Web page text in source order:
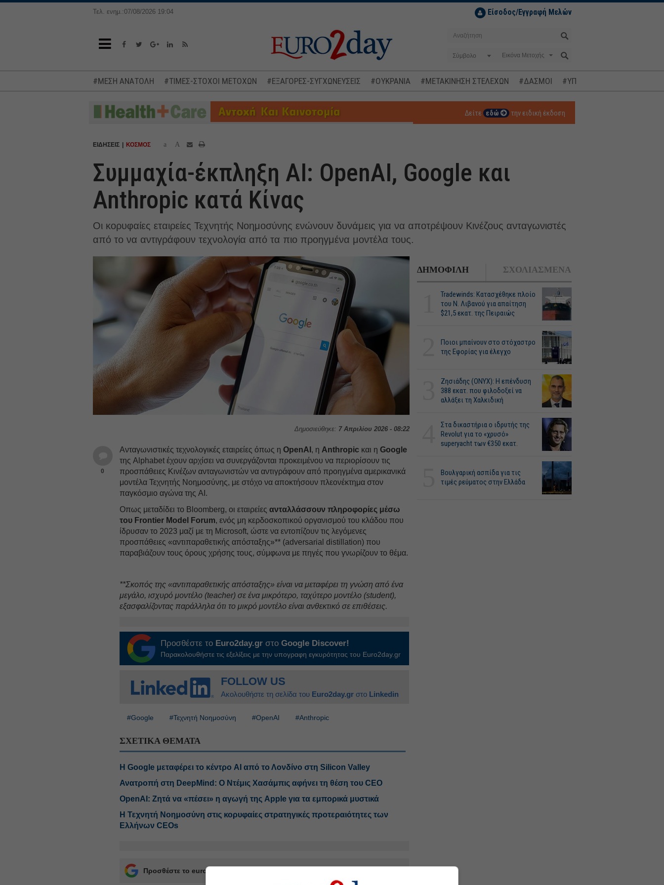
Τελ. ενημ.:07/08/2026 19:04 Είσοδος/Εγγραφή Μελών
Σύμβολο
#ΜΕΣΗ ΑΝΑΤΟΛΗ #ΤΙΜΕΣ-ΣΤΟΧΟΙ ΜΕΤΟΧΩΝ #ΕΞΑΓΟΡΕΣ-ΣΥΓΧΩΝΕΥΣΕΙΣ #ΟΥΚΡΑΝΙΑ #ΜΕΤΑΚΙΝΗΣΗ ΣΤΕΛΕΧΩΝ #ΔΑΣΜΟΙ #ΥΠΟΚΛΟΠΕΣ
Δείτε εδώ την ειδική έκδοση
ΕΙΔΗΣΕΙΣ ΚΟΣΜΟΣ a A
Συμμαχία-έκπληξη AI: OpenAI, Google και
Anthropic κατά Κίνας
Οι κορυφαίες εταιρείες Τεχνητής Νοημοσύνης ενώνουν δυνάμεις για να αποτρέψουν Κινέζους ανταγωνιστές
από το να αντιγράφουν τεχνολογία από τα πιο προηγμένα μοντέλα τους.
Δημοσιεύθηκε: 7 Απριλίου 2026 - 08:22
0
Ανταγωνιστικές τεχνολογικές εταιρείες όπως ηOpenAI , η Anthropic και ηGoogle
της Alphabet έχουν αρχίσει να συνεργάζονται προκειμένου να περιορίσουν τις
προσπάθειες Κινέζων ανταγωνιστών να αντιγράφουν από προηγμένα αμερικανικά
μοντέλα Τεχνητής Νοημοσύνης, με στόχο να αποκτήσουν πλεονέκτημα στον
παγκόσμιο αγώνα της AI.
Οπως μεταδίδει το Bloomberg, οι εταιρείεςανταλλάσσουν πληροφορίες μέσω
του Frontier Model Forum, ενός μη κερδοσκοπικού οργανισμού του κλάδου που
ίδρυσαν το 2023 μαζί με τη Microsoft, ώστε να εντοπίζουν τις λεγόμενες
προσπάθειες «αντιπαραθετικής απόσταξης»** (adversarial distillation) που
παραβιάζουν τους όρους χρήσης τους, σύμφωνα με πηγές που γνωρίζουν το θέμα.
**Σκοπός της «αντιπαραθετικής απόσταξης» είναι να μεταφέρει τη γνώση από ένα
μεγάλο, ισχυρό μοντέλο (teacher) σε ένα μικρότερο, ταχύτερο μοντέλο (student),
εξασφαλίζοντας παράλληλα ότι το μικρό μοντέλο είναι ανθεκτικό σε επιθέσεις.
Προσθέστε το Euro2day.gr στοGoogle Discover!
Παρακολουθήστε τις εξελίξεις με την υπογραφη εγκυρότητας του Euro2day.gr
FOLLOW US
Ακολουθήστε τη σελίδα του Euro2day.gr στο Linkedin
#Google #Τεχνητή Νοημοσύνη #OpenAI #Anthropic
ΣΧΕΤΙΚΑ ΘΕΜΑΤΑ
Η Google μεταφέρει το κέντρο AI από το Λονδίνο στη Silicon Valley
Ανατροπή στη DeepMind: Ο Ντέμις Χασάμπις αφήνει τη θέση του CEO
OpenAI: Ζητά να «πέσει» η αγωγή της Apple για τα εμπορικά μυστικά
Η Τεχνητή Νοημοσύνη στις κορυφαίες στρατηγικές προτεραιότητες των
Ελλήνων CEOs
Προσθέστε το euro2day.gr στο Discover
ΔΗΜΟΦΙΛΗ ΣΧΟΛΙΑΣΜΕΝΑ
Tradewinds: Κατασχέθηκε πλοίο
του Ν. Λιβανού για απαίτηση
$21,5 εκατ. της Πειραιώς
Ποιοι μπαίνουν στο στόχαστρο
της Εφορίας για έλεγχο
Ζησιάδης (ONYX): Η επένδυση
388 εκατ. που φιλοδοξεί να
αλλάξει τη Χαλκιδική
Στα δικαστήρια ο ιδρυτής της
Revolut για το «χρυσό»
superyacht των €350 εκατ.
Βουλγαρική ασπίδα για τις
τιμές ρεύματος στην Ελλάδα